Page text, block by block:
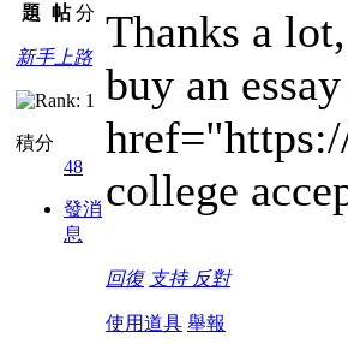
題 帖 分
新手上路
積分
48
發消
息
Thanks a
buy an
college
回復 支持 反對
使用道具 舉報